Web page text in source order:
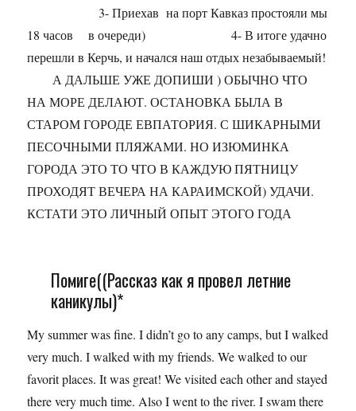
3- Приехав на порт Кавказ простояли мы
18 часов в очереди) 4- В итоге удачно
перешли в Керчь, и начался наш отдых незабываемый!
А ДАЛЬШЕ УЖЕ ДОПИШИ ) ОБЫЧНО ЧТО
НА МОРЕ ДЕЛАЮТ. ОСТАНОВКА БЫЛА В
СТАРОМ ГОРОДЕ ЕВПАТОРИЯ. С ШИКАРНЫМИ
ПЕСОЧНЫМИ ПЛЯЖАМИ. НО ИЗЮМИНКА
ГОРОДА ЭТО ТО ЧТО В КАЖДУЮ ПЯТНИЦУ
ПРОХОДЯТ ВЕЧЕРА НА КАРАИМСКОЙ) УДАЧИ.
КСТАТИ ЭТО ЛИЧНЫЙ ОПЫТ ЭТОГО ГОДА
Помиге((Рассказ как я провел летние
каникулы)*
My summer was fine. I didn’t go to any camps, but I walked
very much. I walked with my friends. We walked to our
favorit places. It was great! We visited each other and stayed
there very much time. Also I went to the river. I swam there